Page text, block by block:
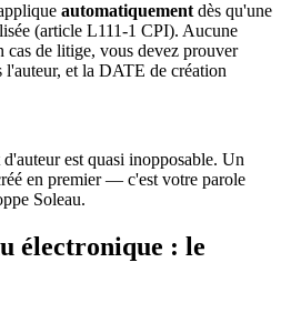
automatiquementdès qu'une
(article L111-1 CPI). Aucune
de litige, vous devez prouver
et la DATE de création
est quasi inopposable. Un
en premier — c'est votre parole
Soleau.
électronique : le